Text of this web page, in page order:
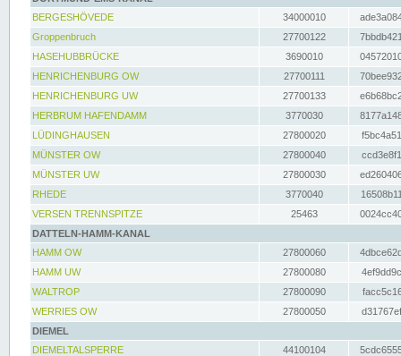
BERGESHÖVEDE
34000010
Groppenbruch
27700122
HASEHUBBRÜCKE
3690010
HENRICHENBURG OW
27700111
HENRICHENBURG UW
27700133
HERBRUM HAFENDAMM
3770030
LÜDINGHAUSEN
27800020
MÜNSTER OW
27800040
MÜNSTER UW
27800030
RHEDE
3770040
VERSEN TRENNSPITZE
25463
DATTELN-HAMM-KANAL
HAMM OW
27800060
HAMM UW
27800080
WALTROP
27800090
WERRIES OW
27800050
DIEMEL
DIEMELTALSPERRE
44100104